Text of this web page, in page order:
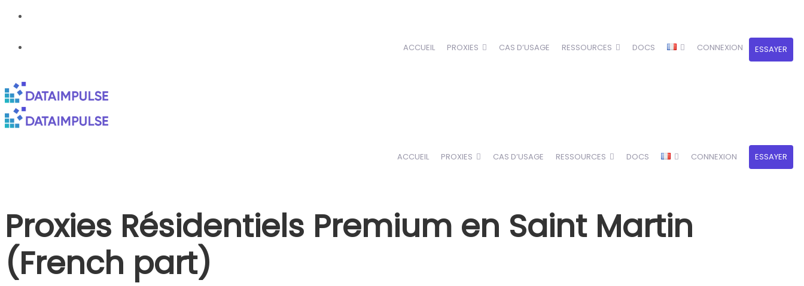
ACCUEIL PROXIES CAS D’USAGE RESSOURCES DOCS CONNEXION ESSAYER
ACCUEIL PROXIES CAS D’USAGE RESSOURCES DOCS CONNEXION ESSAYER
Proxies Résidentiels Premium en Saint Martin
(French part)